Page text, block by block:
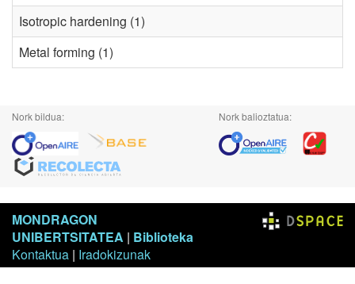
Isotropic hardening (1)
Metal forming (1)
Nork bildua: Nork balioztatua:
MONDRAGON
UNIBERTSITATEA | Biblioteka
Kontaktua | Iradokizunak